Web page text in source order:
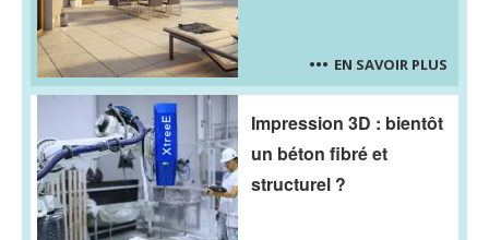
EN SAVOIR PLUS
Impression 3D : bientôt
un béton fibré et
structurel ?